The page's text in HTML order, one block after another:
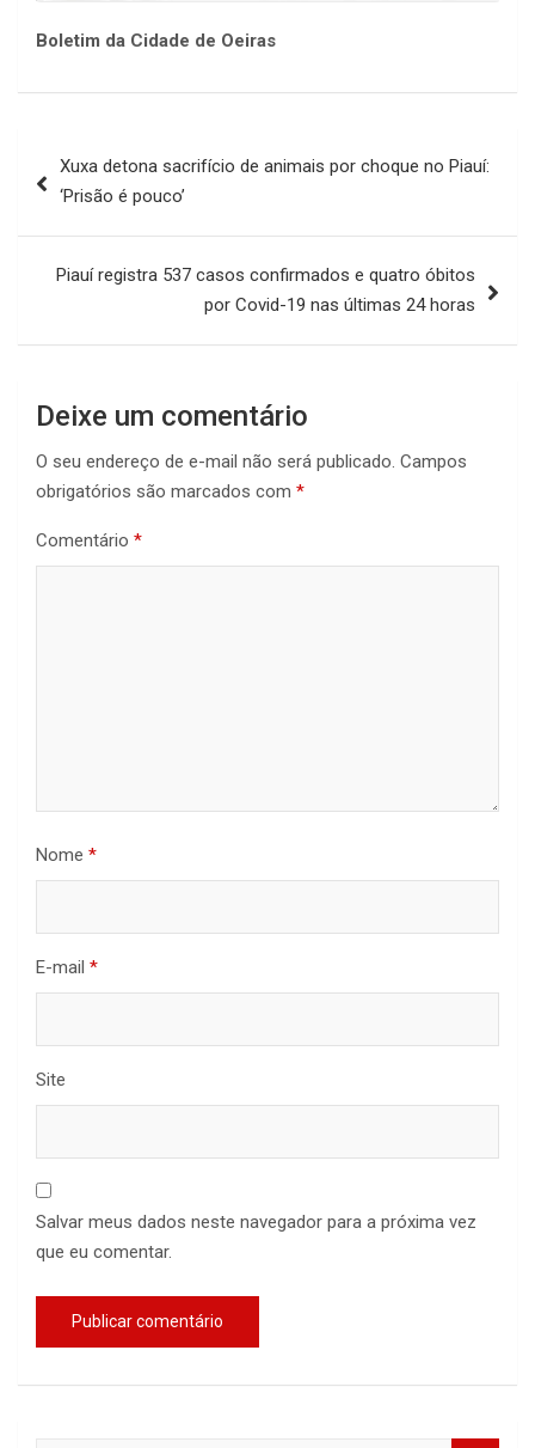
Boletim da Cidade de Oeiras
de
Xuxa detona sacrifício de animais por choque no Piauí:
‘Prisão é pouco’
Piauí registra 537 casos confirmados e quatro óbitos
por Covid-19 nas últimas 24 horas
Deixe um comentário
O seu endereço de e-mail não será publicado. Campos
obrigatórios são marcados com *
Comentário *
Nome *
E-mail *
Site
Salvar meus dados neste navegador para a próxima vez
que eu comentar.